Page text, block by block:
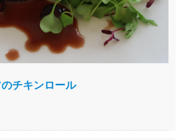
チキンロール